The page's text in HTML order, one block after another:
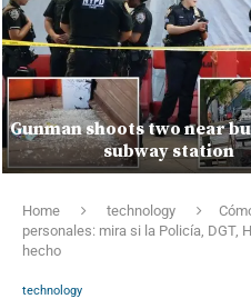
Gunman shoots two near
subway station
Home technology
personales: mira si la Policía, DGT,
hecho
technology